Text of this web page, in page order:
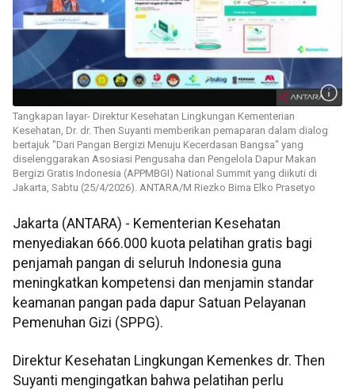
Tangkapan layar- Direktur Kesehatan Lingkungan Kementerian
Kesehatan, Dr. dr. Then Suyanti memberikan pemaparan dalam dialog
bertajuk "Dari Pangan Bergizi Menuju Kecerdasan Bangsa" yang
diselenggarakan Asosiasi Pengusaha dan Pengelola Dapur Makan
Bergizi Gratis Indonesia (APPMBGI) National Summit yang diikuti di
Jakarta, Sabtu (25/4/2026). ANTARA/M Riezko Bima Elko Prasetyo
Jakarta (ANTARA) - Kementerian Kesehatan
menyediakan 666.000 kuota pelatihan gratis bagi
penjamah pangan di seluruh Indonesia guna
meningkatkan kompetensi dan menjamin standar
keamanan pangan pada dapur Satuan Pelayanan
Pemenuhan Gizi (SPPG).
Direktur Kesehatan Lingkungan Kemenkes dr. Then
Suyanti mengingatkan bahwa pelatihan perlu